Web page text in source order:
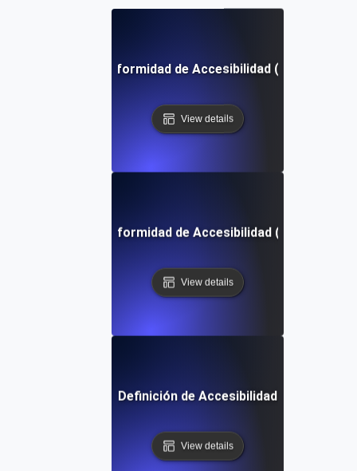
Informe de Conformidad de Accesibilidad (ACR)
View details
Pruebas de Conformidad de Accesibilidad (ACT)
View details
Definición de Accesibilidad
View details